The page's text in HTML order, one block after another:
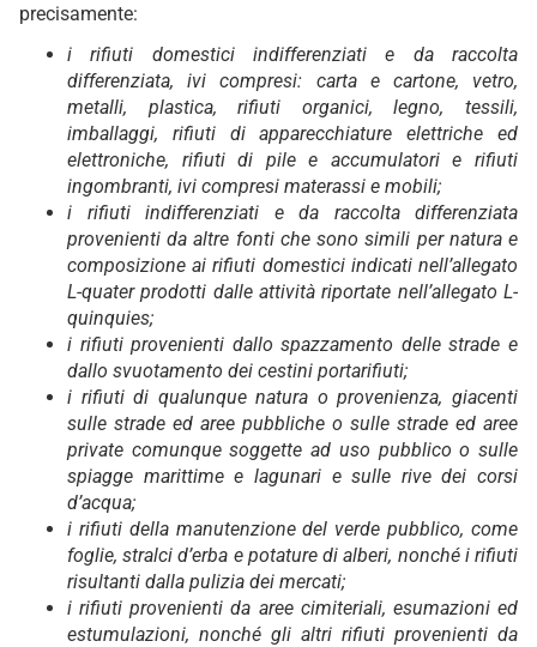
precisamente:
i rifiuti domestici indifferenziati e da raccolta
differenziata, ivi compresi: carta e cartone, vetro,
metalli, plastica, rifiuti organici, legno, tessili,
imballaggi, rifiuti di apparecchiature elettriche ed
elettroniche, rifiuti di pile e accumulatori e rifiuti
ingombranti, ivi compresi materassi e mobili;
i rifiuti indifferenziati e da raccolta differenziata
provenienti da altre fonti che sono simili per natura e
composizione ai rifiuti domestici indicati nell’allegato
L-quater prodotti dalle attività riportate nell’allegato L-
quinquies;
i rifiuti provenienti dallo spazzamento delle strade e
dallo svuotamento dei cestini portarifiuti;
i rifiuti di qualunque natura o provenienza, giacenti
sulle strade ed aree pubbliche o sulle strade ed aree
private comunque soggette ad uso pubblico o sulle
spiagge marittime e lagunari e sulle rive dei corsi
d’acqua;
i rifiuti della manutenzione del verde pubblico, come
foglie, stralci d’erba e potature di alberi, nonché i rifiuti
risultanti dalla pulizia dei mercati;
i rifiuti provenienti da aree cimiteriali, esumazioni ed
estumulazioni, nonché gli altri rifiuti provenienti da